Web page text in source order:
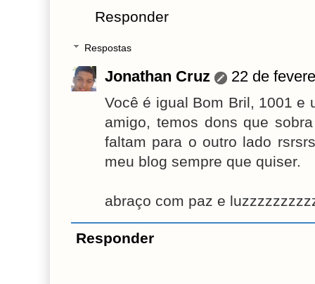
Responder
Respostas
Jonathan Cruz 22 de
Você é igual Bom Bril, 1001 e
amigo, temos dons que
faltam para o outro lado
meu blog sempre que quiser.
abraço com paz e
Responder